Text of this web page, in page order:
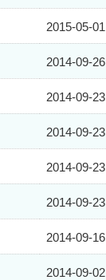
2015-05-01
2014-09-26
2014-09-23
2014-09-23
2014-09-23
2014-09-23
2014-09-16
2014-09-02